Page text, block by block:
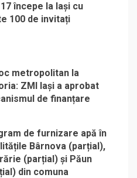
17 începe la Iași cu
100 de invitați
metropolitan la
ZMI Iași a aprobat
de finanțare
de furnizare apă în
Bârnova (parțial),
(parțial) și Păun
din comuna